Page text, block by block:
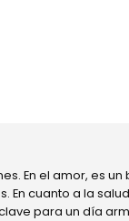
En el amor, es
cuanto a la
para un día